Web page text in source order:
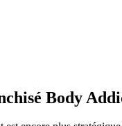
Body